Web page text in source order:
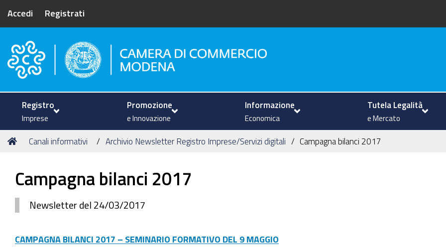
Accedi Registrati
Camera di Commercio di Modena
Registro
Imprese
Promozione
e Innovazione
Informazione
Economica
Tutela Legalità
e Mercato
Tu
Home
Canali informativi Archivio Newsletter Registro Imprese/Servizi digitali Campagna bilanci 2017
Campagna bilanci 2017
Newsletter del 24/03/2017
CAMPAGNA BILANCI 2017 – SEMINARIO FORMATIVO DEL 9 MAGGIO